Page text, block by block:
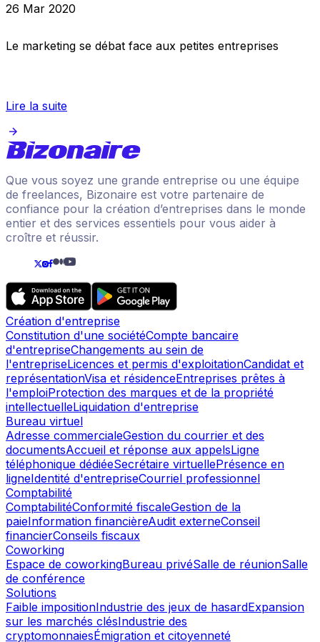
26 Mar 2020
Le marketing se débat face aux petites entreprises
Lire la suite
Que vous soyez une grande entreprise ou une équipe
de freelances, Bizonaire est votre partenaire de
confiance pour la création d’entreprises dans le monde
entier et des services essentiels pour vous aider à
croître et réussir.
Création d'entreprise
Constitution d'une sociétéCompte bancaire
d'entrepriseChangements au sein de
l'entrepriseLicences et permis d'exploitationCandidat et
représentationVisa et résidenceEntreprises prêtes à
l'emploiProtection des marques et de la propriété
intellectuelleLiquidation d'entreprise
Bureau virtuel
Adresse commercialeGestion du courrier et des
documentsAccueil et réponse aux appelsLigne
téléphonique dédiéeSecrétaire virtuellePrésence en
ligneIdentité d'entrepriseCourriel professionnel
Comptabilité
ComptabilitéConformité fiscaleGestion de la
paieInformation financièreAudit externeConseil
financierConseils fiscaux
Coworking
Espace de coworkingBureau privéSalle de réunionSalle
de conférence
Solutions
Faible impositionIndustrie des jeux de hasardExpansion
sur les marchés clésIndustrie des
cryptomonnaiesÉmigration et citoyenneté